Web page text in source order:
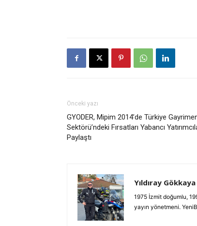
Önceki yazı
GYODER, Mipim 2014’de Türkiye
Sektörü’ndeki Fırsatları Yabancı
Paylaştı
Yıldıray Gökkaya
1975 İzmit doğumlu,
yayın yönetmeni.